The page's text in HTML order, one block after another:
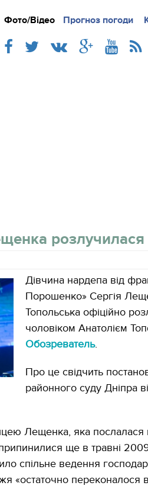
Фото/Відео Прогноз погоди
Докладно
розлучилася
Дівчина нардепа від
Порошенко» Сергія
Топольська офіційно
чоловіком Анатолієм
Обозреватель.
Про це свідчить
районного суду Дніпра
Лещенка, яка
ще в травні
спільне ведення
«остаточно переконалося